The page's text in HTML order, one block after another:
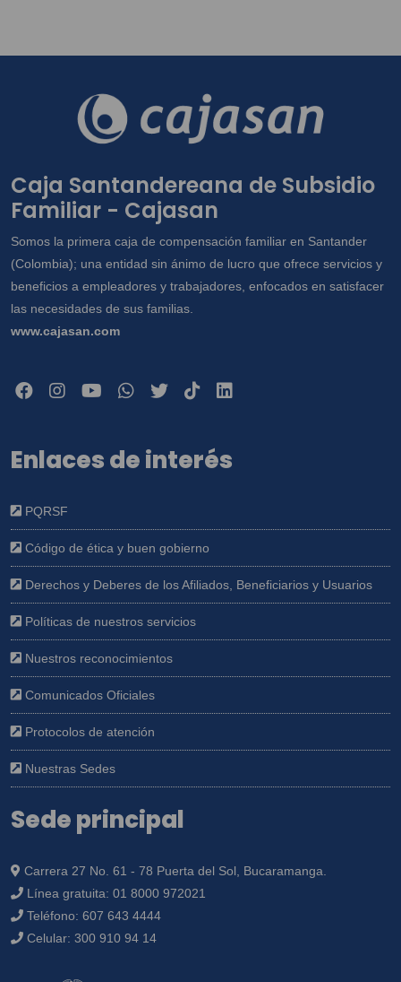
Caja Santandereana de Subsidio
Familiar - Cajasan
Somos la primera caja de compensación familiar en Santander
(Colombia); una entidad sin ánimo de lucro que ofrece servicios y
beneficios a empleadores y trabajadores, enfocados en satisfacer
las necesidades de sus familias.
www.cajasan.com
Enlaces de interés
PQRSF
Código de ética y buen gobierno
Derechos y Deberes de los Afiliados, Beneficiarios y Usuarios
Políticas de nuestros servicios
Nuestros reconocimientos
Comunicados Oficiales
Protocolos de atención
Nuestras Sedes
Sede principal
Carrera 27 No. 61 - 78 Puerta del Sol, Bucaramanga.
Línea gratuita: 01 8000 972021
Teléfono: 607 643 4444
Celular: 300 910 94 14